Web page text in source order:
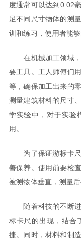
度通常可以达到0.02
足不同尺寸物体的测
训和练习，使用者能
在机械加工领域，
要工具。工人师傅们
等，确保加工出来的
测量建筑材料的尺寸
学实验中，对于实验
用。
为了保证游标卡尺
善保养。使用前要检
被测物体垂直，测量
随着科技的不断进
标卡尺的出现，结合
捷。同时，材料和制